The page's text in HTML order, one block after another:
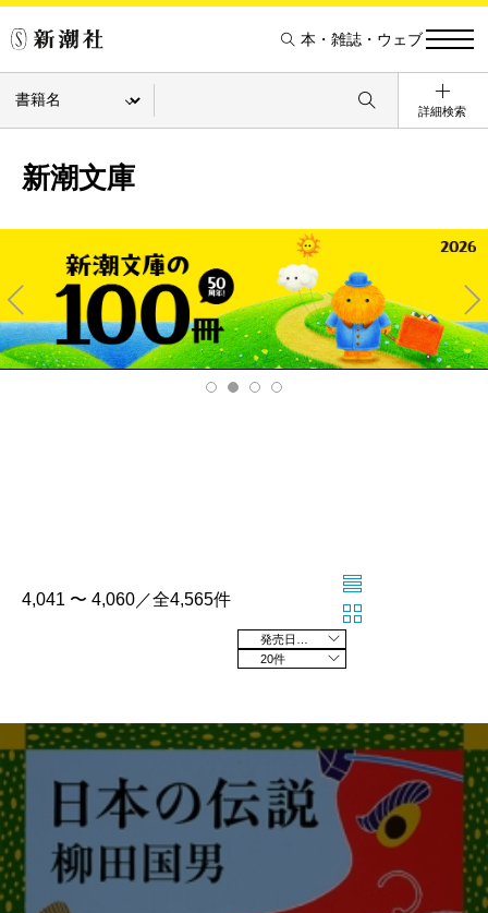
本・雑誌・ウェブ
詳細検索
新潮文庫
Pre
v
Ne
xt
4,041 〜 4,060／全4,565件
20件